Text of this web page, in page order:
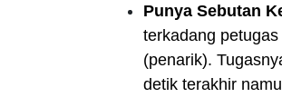
Punya Sebutan
terkadang
(penarik).
detik terakhir